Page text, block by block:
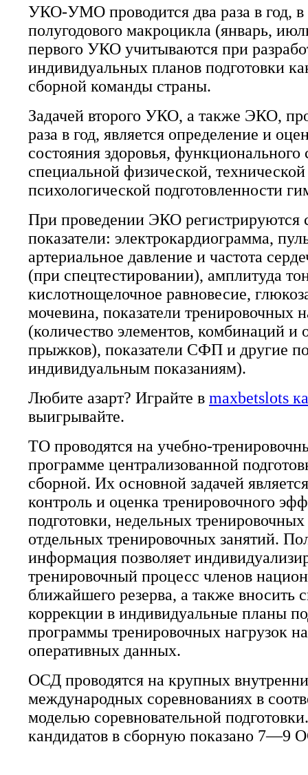
УКО-УМО проводится два раза в год, в
полугодового макроцикла (январь,
первого УКО учитываются при
индивидуальных планов подготовки
сборной команды страны.
Задачей второго УКО, а также ЭКО,
раза в год, является определение и
состояния здоровья, функционального
специальной физической,
психологической подготовленности
При проведении ЭКО регистрируются
показатели: электрокардиограмма,
артериальное давление и частота
(при спецтестировании), амплитуда
кислотнощелочное равновесие,
мочевина, показатели тренировочных
(количество элементов, комбинаций и
прыжков), показатели СФП и другие
индивидуальным показаниям).
Любите азарт? Играйте в maxbetslots
выигрывайте.
ТО проводятся на учебно-
программе централизованной
сборной. Их основной задачей
контроль и оценка тренировочного
подготовки, недельных
отдельных тренировочных занятий.
информация позволяет
тренировочный процесс членов
ближайшего резерва, а также вносить
коррекции в индивидуальные планы
программы тренировочных нагрузок
оперативных данных.
ОСД проводятся на крупных
международных соревнованиях в
моделью соревновательной
кандидатов в сборную показано 7—9